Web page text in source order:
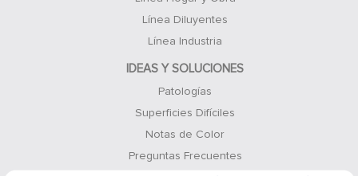
Línea Diluyentes
Línea Industria
IDEAS Y SOLUCIONES
Patologías
Superficies Difíciles
Notas de Color
Preguntas Frecuentes